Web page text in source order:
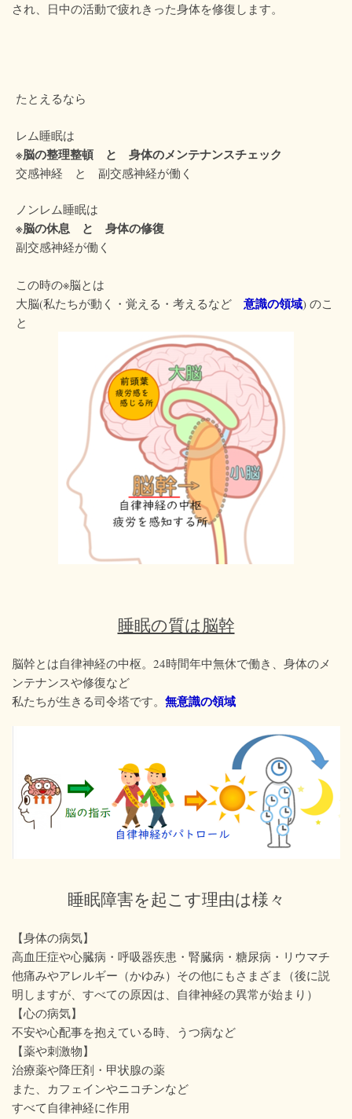
され、日中の活動で疲れきった身体を修復します。
たとえるなら
レム睡眠は
※脳の整理整頓 と 身体のメンテナンスチェック
交感神経 と 副交感神経が働く
ノンレム睡眠は
※脳の休息 と 身体の修復
副交感神経が働く
この時の※脳とは
大脳(私たちが動く・覚える・考えるなど 意識の領域) のこ
と
睡眠の質は脳幹
脳幹とは自律神経の中枢。24時間年中無休で働き、身体のメ
ンテナンスや修復など
私たちが生きる司令塔です。 無意識の領域
睡眠障害を起こす理由は様々
【身体の病気】
高血圧症や心臓病・呼吸器疾患・腎臓病・糖尿病・リウマチ
他痛みやアレルギー（かゆみ）その他にもさまざま（後に説
明しますが、すべての原因は、自律神経の異常が始まり）
【心の病気】
不安や心配事を抱えている時、うつ病など
【薬や刺激物】
治療薬や降圧剤・甲状腺の薬
また、カフェインやニコチンなど
すべて自律神経に作用